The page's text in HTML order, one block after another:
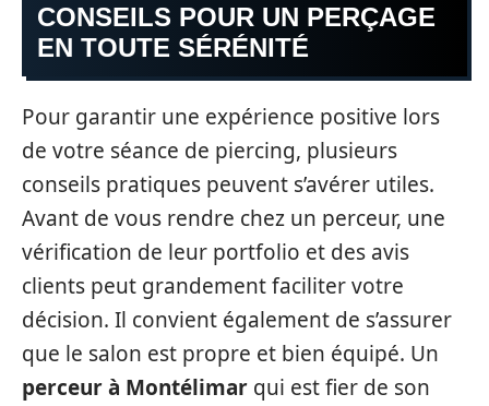
CONSEILS POUR UN PERÇAGE
EN TOUTE SÉRÉNITÉ
Pour garantir une expérience positive lors
de votre séance de piercing, plusieurs
conseils pratiques peuvent s’avérer utiles.
Avant de vous rendre chez un perceur, une
vérification de leur portfolio et des avis
clients peut grandement faciliter votre
décision. Il convient également de s’assurer
que le salon est propre et bien équipé. Un
perceur à Montélimar qui est fier de son